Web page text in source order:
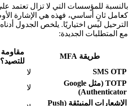
كعامل ثانٍ أساسي، فهذه هي الإشارة
مع المتطلبات الجديدة:
طريقة MFA
مقاومة
للتصيد؟
SMS OTP
لا
TOTP (مثل Google
Authenticator)
لا
الإشعارات المنبثقة (Push